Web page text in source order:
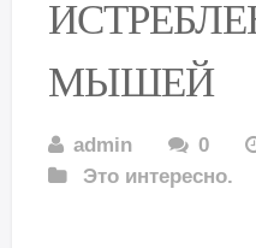
МЫШЕЙ
admin 0
Это интересно.